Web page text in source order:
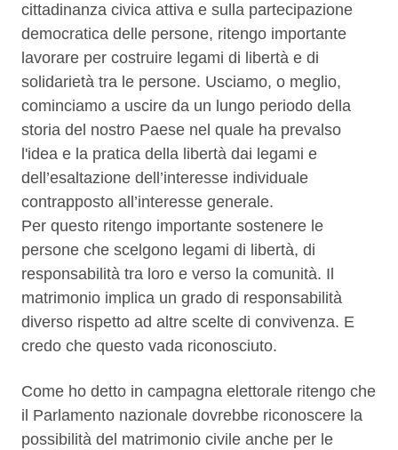
cittadinanza civica attiva e sulla partecipazione
democratica delle persone, ritengo importante
lavorare per costruire legami di libertà e di
solidarietà tra le persone. Usciamo, o meglio,
cominciamo a uscire da un lungo periodo della
storia del nostro Paese nel quale ha prevalso
l'idea e la pratica della libertà dai legami e
dell’esaltazione dell’interesse individuale
contrapposto all’interesse generale.
Per questo ritengo importante sostenere le
persone che scelgono legami di libertà, di
responsabilità tra loro e verso la comunità. Il
matrimonio implica un grado di responsabilità
diverso rispetto ad altre scelte di convivenza. E
credo che questo vada riconosciuto.
Come ho detto in campagna elettorale ritengo che
il Parlamento nazionale dovrebbe riconoscere la
possibilità del matrimonio civile anche per le